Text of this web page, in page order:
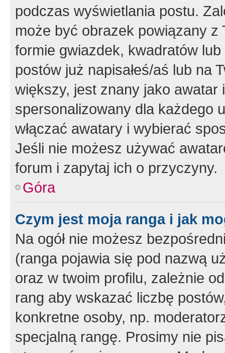
podczas wyświetlania postu.
może być obrazek powiązany z
formie gwiazdek, kwadratów
postów już napisałeś/aś lub na
większy, jest znany jako
spersonalizowany dla każdego
włączać awatary i wybierać
Jeśli nie możesz używać
forum i zapytaj ich o przyczyny.
Góra
Czym jest moja ranga i jak
Na ogół nie możesz
(ranga pojawia się pod nazwą
oraz w twoim profilu, zależnie
rang aby wskazać liczbę
konkretne osoby, np.
specjalną rangę. Prosimy nie